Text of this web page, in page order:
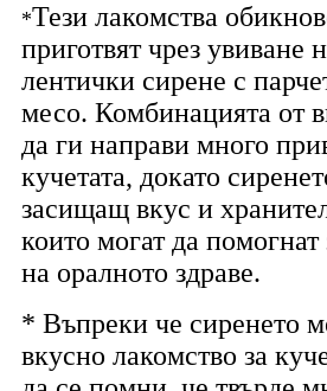
*Тези лакомства
приготвят чрез увиване
лентички сирене с
месо. Комбинацията от
да ги направи много
кучетата, докато
засищащ вкус и
които могат да помогнат
на оралното здраве.
* Въпреки че сиренето
вкусно лакомство за